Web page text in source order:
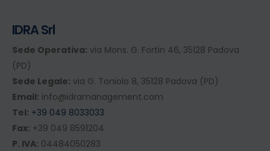
IDRA Srl
Sede Operativa: via Mons. G. Fortin 46, 35128 Padova
(PD)
Sede Legale: via G. Toniolo 8, 35128 Padova (PD)
Email: info@idramanagement.com
Tel: +39 049 8033033
Fax: +39 049 8591204
P. IVA: 04484050283